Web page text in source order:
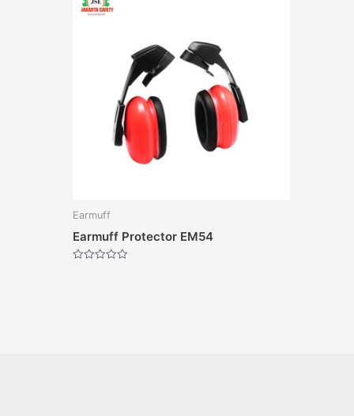
Earmuff
Earmuff Protector EM54